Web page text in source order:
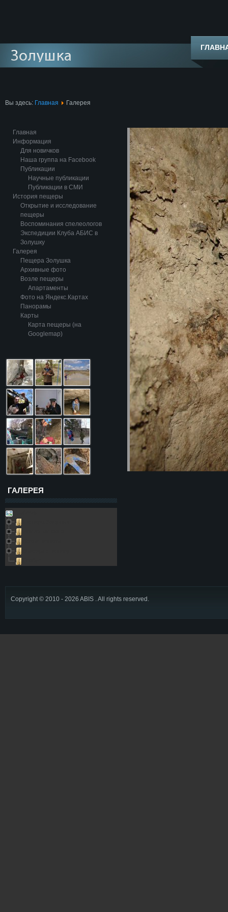
Вы здесь: Главная Галерея
Главная
Информация
Для новичков
Наша группа на Facebook
Публикации
Научные публикации
Публикации в СМИ
История пещеры
Открытие и исследование
пещеры
Воспоминания спелеологов
Экспедиции Клуба АБИС в
Золушку
Галерея
Пещера Золушка
Архивные фото
Возле пещеры
Апартаменты
Фото на Яндекс.Картах
Панорамы
Карты
Карта пещеры (на
Googlemap)
ГАЛЕРЕЯ
Copyright © 2010 - 2026 ABIS . All rights reserved.